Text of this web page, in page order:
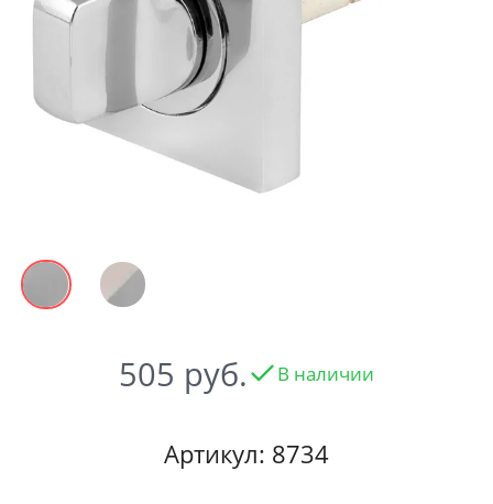
Контакты
Фото работ
505 В наличии
Артикул: 8734